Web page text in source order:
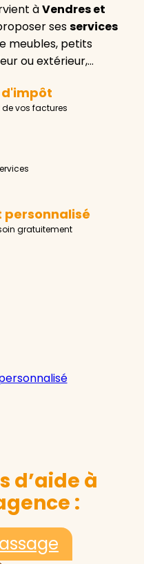
àVendres et
sesservices
meubles, petits
ou extérieur,…
vos factures
personnalisé
gratuitement
d’aide à
: